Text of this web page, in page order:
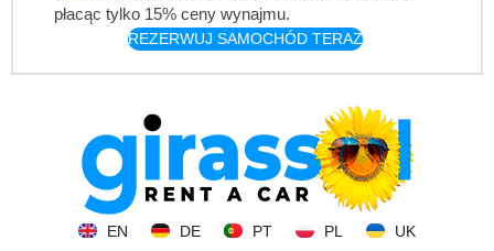
płacąc tylko 15% ceny wynajmu.
REZERWUJ SAMOCHÓD TERAZ
EN DE PT PL
UK